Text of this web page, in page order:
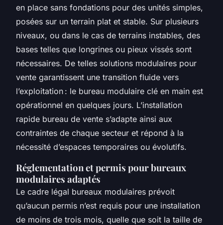
en place sans fondations pour des unités simples,
posées sur un terrain plat et stable. Sur plusieurs
niveaux, ou dans le cas de terrains instables, des
bases telles que longrines ou pieux vissés sont
nécessaires. De telles solutions modulaires pour
vente garantissent une transition fluide vers
l’exploitation : le bureau modulaire clé en main est
opérationnel en quelques jours. L’installation
rapide bureau de vente s’adapte ainsi aux
contraintes de chaque secteur et répond à la
nécessité d’espaces temporaires ou évolutifs.
Réglementation et permis pour bureaux
modulaires adaptés
Le cadre légal bureaux modulaires prévoit
qu’aucun permis n’est requis pour une installation
de moins de trois mois, quelle que soit la taille de